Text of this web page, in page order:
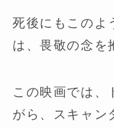
死後にもこのよ
は、畏敬の念を
この映画では、
がら、スキャン